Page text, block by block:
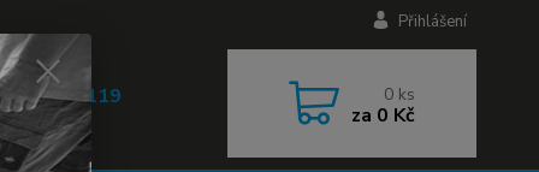
Přihlášení
030 119
17h)
0 ks
za 0 Kč